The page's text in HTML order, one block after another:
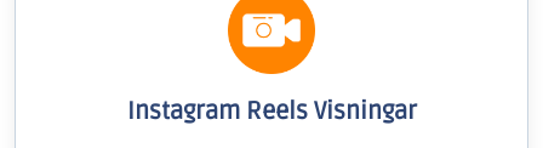
Instagram Reels Visningar